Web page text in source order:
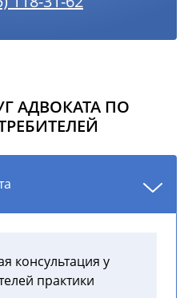
АДВОКАТА ПО
консультация у
практики